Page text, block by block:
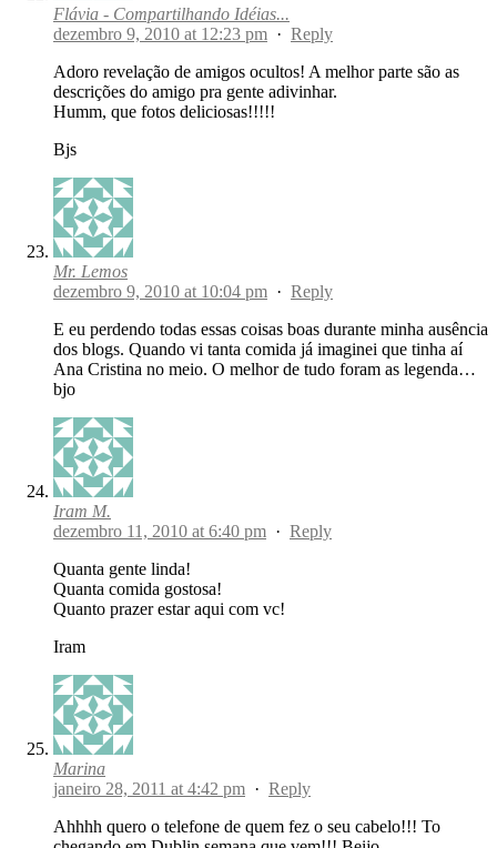
Flávia - Compartilhando Idéias...
dezembro 9, 2010 at 12:23 pm · Reply
Adoro revelação de amigos ocultos! A melhor parte são as
descrições do amigo pra gente adivinhar.
Humm, que fotos deliciosas!!!!!
Bjs
Mr. Lemos
dezembro 9, 2010 at 10:04 pm · Reply
E eu perdendo todas essas coisas boas durante minha ausência
dos blogs. Quando vi tanta comida já imaginei que tinha aí
Ana Cristina no meio. O melhor de tudo foram as legenda…
bjo
Iram M.
dezembro 11, 2010 at 6:40 pm · Reply
Quanta gente linda!
Quanta comida gostosa!
Quanto prazer estar aqui com vc!
Iram
Marina
janeiro 28, 2011 at 4:42 pm · Reply
Ahhhh quero o telefone de quem fez o seu cabelo!!! To